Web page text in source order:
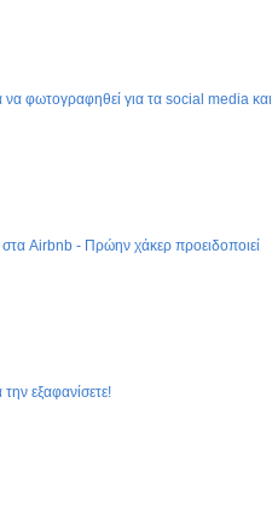
να φωτογραφηθεί για τα social media και
στα Airbnb - Πρώην χάκερ προειδοποιεί
εξαφανίσετε!